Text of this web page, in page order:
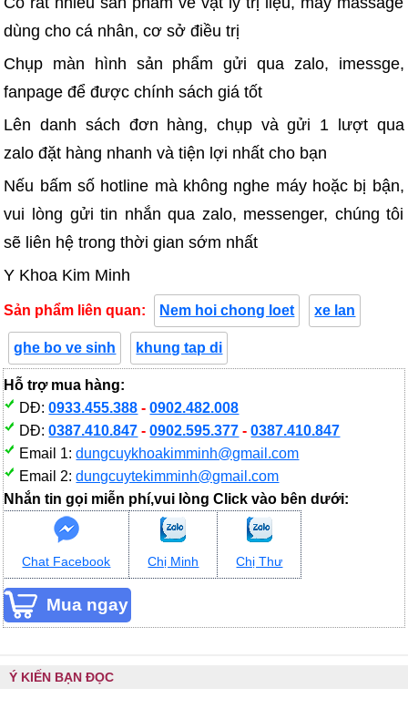
dùng cho cá nhân, cơ sở điều trị
Chụp màn hình sản phẩm gửi qua zalo, imessge,
fanpage để được chính sách giá tốt
Lên danh sách đơn hàng, chụp và gửi 1 lượt qua
zalo đặt hàng nhanh và tiện lợi nhất cho bạn
Nếu bấm số hotline mà không nghe máy hoặc bị bận,
vui lòng gửi tin nhắn qua zalo, messenger, chúng tôi
sẽ liên hệ trong thời gian sớm nhất
Y Khoa Kim Minh
Sản phẩm liên quan: Nem hoi chong loet xe lan
ghe bo ve sinh khung tap di
Hỗ trợ mua hàng:
DĐ:0933.455.388 -0902.482.008
DĐ:0387.410.847 -0902.595.377 -0387.410.847
Email 1:dungcuykhoakimminh@gmail.com
Email 2:dungcuytekimminh@gmail.com
Nhắn tin gọi miễn phí,vui lòng Click vào bên dưới:
Chat Facebook Chị Minh Chị Thư
Ý KIẾN BẠN ĐỌC